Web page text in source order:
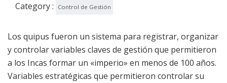
Category : Control de Gestión
Los quipus fueron un sistema para registrar, organizar
y controlar variables claves de gestión que permitieron
a los Incas formar un «imperio» en menos de 100 años.
Variables estratégicas que permitieron controlar su